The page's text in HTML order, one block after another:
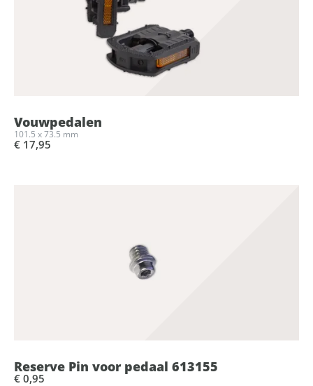
Vouwpedalen
101.5 x 73.5 mm
€ 17,95
Reserve Pin voor pedaal 613155
€ 0,95